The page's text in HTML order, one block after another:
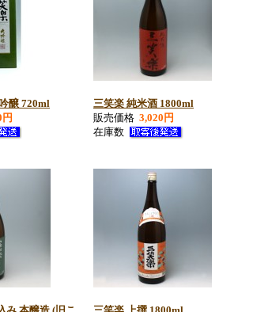
醸 720ml
三笑楽 純米酒 1800ml
販売価格 3,020円
在庫数